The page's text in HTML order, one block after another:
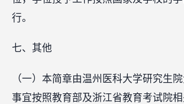
行。
七、其他
（一）本简章由温州医科大学研究生
事宜按照教育部及浙江省教育考试院